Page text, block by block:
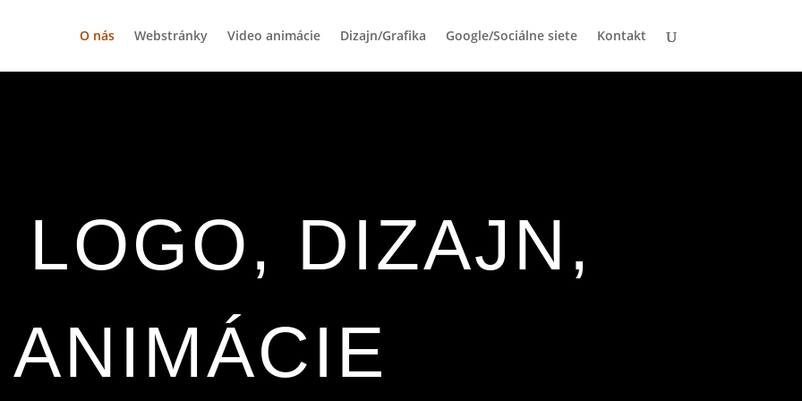
O nás Webstránky Video animácie Dizajn/Grafika Google/Sociálne siete Kontakt
LOGO, DIZAJN,
ANIMÁCIE